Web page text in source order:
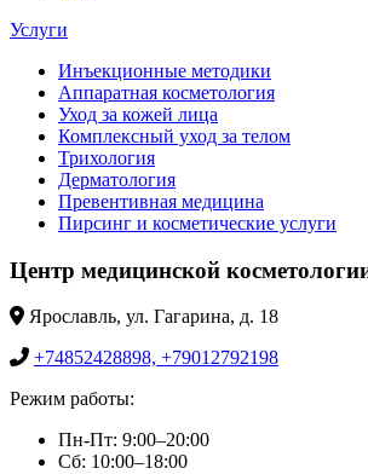
Услуги
Инъекционные методики
Аппаратная косметология
Уход за кожей лица
Комплексный уход за телом
Трихология
Дерматология
Превентивная медицина
Пирсинг и косметические услуги
Центр медицинской
Ярославль, ул. Гагарина, д. 18
+74852428898, +79012792198
Режим работы:
Пн-Пт: 9:00–20:00
Сб: 10:00–18:00